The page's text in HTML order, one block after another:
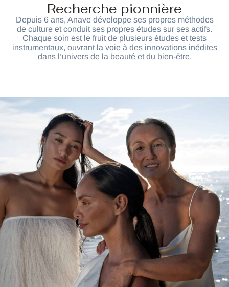
Recherche pionnière
Depuis 6 ans, Anave développe ses propres méthodes
de culture et conduit ses propres études sur ses actifs.
Chaque soin est le fruit de plusieurs études et tests
instrumentaux, ouvrant la voie à des innovations inédites
dans l’univers de la beauté et du bien-être.